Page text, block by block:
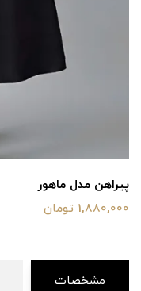
پیراهن مدل ماهور
1,880,000 تومان
مشخصات